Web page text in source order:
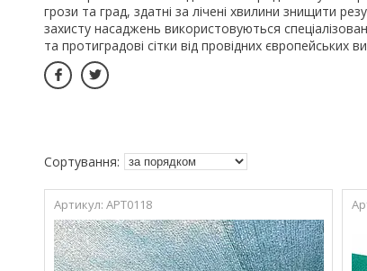
грози та град, здатні за лічені хвилини знищити
захисту насаджень використовуються
та протиградові сітки від провідних європейських
АРТ0118